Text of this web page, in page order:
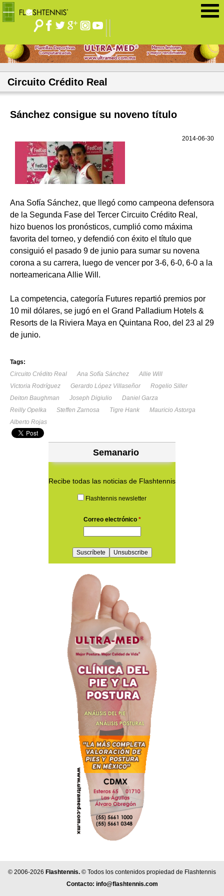
Circuito Crédito Real
Sánchez consigue su noveno título
2014-06-30
Ana Sofía Sánchez, que llegó como campeona defensora
de la Segunda Fase del Tercer Circuito Crédito Real,
hizo buenos los pronósticos, cumplió como máxima
favorita del torneo, y defendió con éxito el título que
consiguió el pasado 9 de junio para sumar su novena
corona a su carrera, luego de vencer por 3-6, 6-0, 6-0 a la
norteamericana Allie Will.
La competencia, categoría Futures repartió premios por
10 mil dólares, se jugó en el Grand Palladium Hotels &
Resorts de la Riviera Maya en Quintana Roo, del 23 al 29
de junio.
Tags:
Circuito Crédito Real
Ana Sofía Sánchez
Allie Will
Victoria Rodríguez
Gerardo López Villaseñor
Rogelio Siller
Deiton Baughman
Joseph Digiulio
Daniel Garza
Reilly Opelka
Steffen Zarnosa Tigre Hank
Mauricio Astorga
Alberto Rojas
Semanario
Recibe todas las noticias de Flashtennis
Flashtennis newsletter
Correo electrónico *
© 2006-2026 Flashtennis. © Todos los contenidos propiedad de Flashtennis
Contacto: info@flashtennis.com